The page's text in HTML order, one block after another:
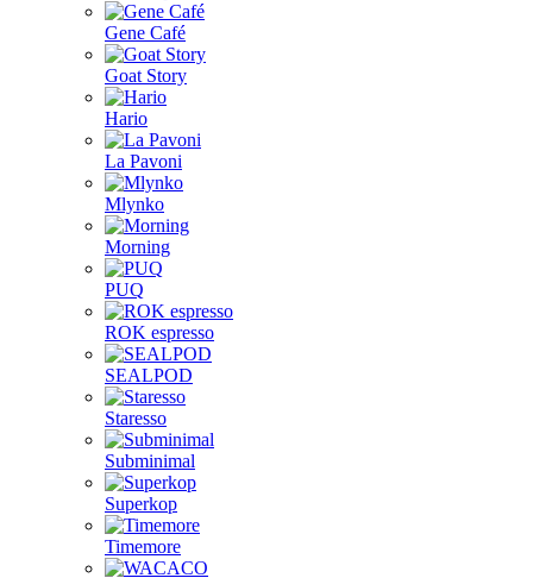
Gene Café
Goat Story
Hario
La Pavoni
Mlynko
Morning
PUQ
ROK espresso
SEALPOD
Staresso
Subminimal
Superkop
Timemore